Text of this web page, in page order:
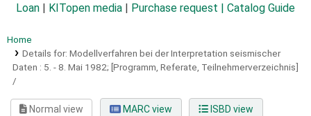
Loan
KITopen media Purchase request | Catalog Guide
Home
Details for: Modellverfahren bei der Interpretation seismischer
Daten : 5. - 8. Mai 1982; [Programm, Referate, Teilnehmerverzeichnis]
/
Normal view MARC view ISBD view